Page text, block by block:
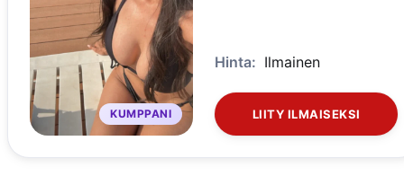
KUMPPANI
Hinta: Ilmainen
LIITY ILMAISEKSI